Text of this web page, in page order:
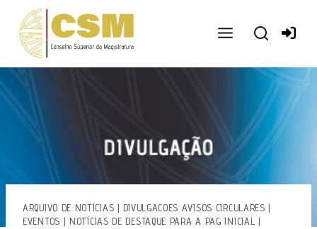
conteúdo
ARQUIVO DE NOTÍCIAS | DIVULGACOES AVISOS CIRCULARES |
EVENTOS | NOTÍCIAS DE DESTAQUE PARA A PAG INICIAL
|